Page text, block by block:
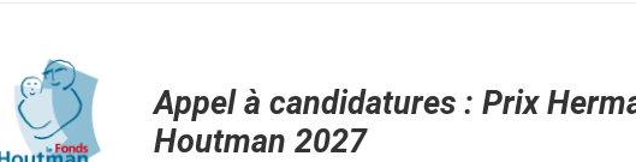
Appel à candidatures : Prix
Houtman 2027